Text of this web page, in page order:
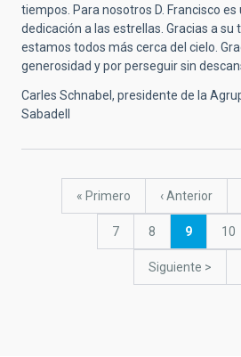
tiempos. Para nosotros D. Francisco
dedicación a las estrellas. Gracias a su
estamos todos más cerca del cielo.
generosidad y por perseguir sin
Carles Schnabel, presidente de la
Sabadell
PaginaciónPrimera
« Primero
Página
‹ Anterior
Página
7 Página
8
Página
9 10
Siguiente
Siguiente >